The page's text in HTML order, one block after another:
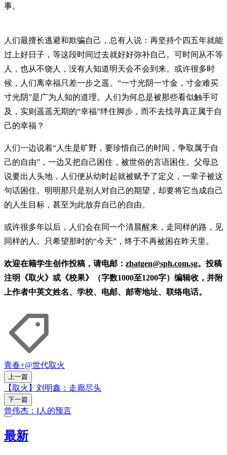
事。
人们最擅长逃避和欺骗自己，总有人说：再坚持个四五年就能
过上好日子，等这段时间过去就好好弥补自己。可时间从不等
人，也从不饶人，没有人知道明天会不会到来。或许很多时
候，人们离幸福只差一步之遥。“一寸光阴一寸金，寸金难买
寸光阴”是广为人知的道理。人们为何总是被那些看似触手可
及，实则遥遥无期的“幸福”绊住脚步，而不去找寻真正属于自
己的幸福？
人们一边说着“人生是旷野，要珍惜自己的时间，争取属于自
己的自由”，一边又把自己困住，被世俗的言语困住。父母总
说要出人头地，人们便从幼时起就被赋予了定义，一辈子被这
句话困住。明明那只是别人对自己的期望，却要将它当成自己
的人生目标，甚至为此放弃自己的自由。
或许很多年以后，人们会在同一个清晨醒来，走同样的路，见
同样的人。只希望那时的“今天”，终于不再被困在昨天里。
欢迎在籍学生创作投稿，请电邮： zbatgen@sph.com.sg。投稿
注明《取火》或《校果》（字数1000至1200字）编辑收，并附
上作者中英文姓名、学校、电邮、邮寄地址、联络电话。
青春+@世代取火
上一篇
【取火】刘明鑫：走廊尽头
下一篇
曾伟杰：I人的预言
最新